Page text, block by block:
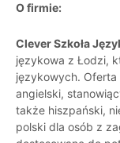
O firmie:
Clever Szkoła
językowa z Łodzi,
językowych.
angielski,
także hiszpański,
polski dla osób z